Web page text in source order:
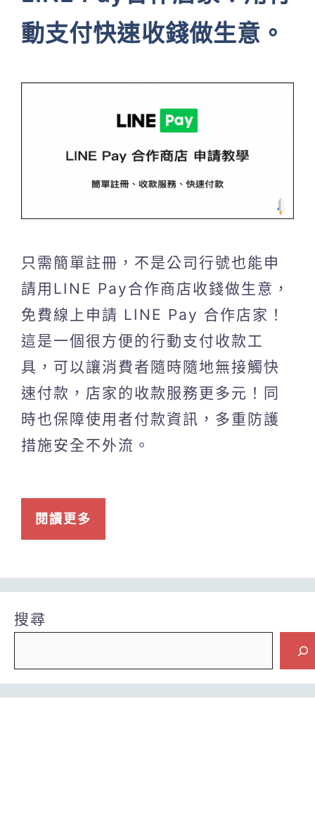
動支付快速收錢做生意。
只需簡單註冊，不是公司行號也能申
請用LINE Pay合作商店收錢做生意，
免費線上申請 LINE Pay 合作店家！
這是一個很方便的行動支付收款工
具，可以讓消費者隨時隨地無接觸快
速付款，店家的收款服務更多元！同
時也保障使用者付款資訊，多重防護
措施安全不外流。
閱讀更多
搜尋